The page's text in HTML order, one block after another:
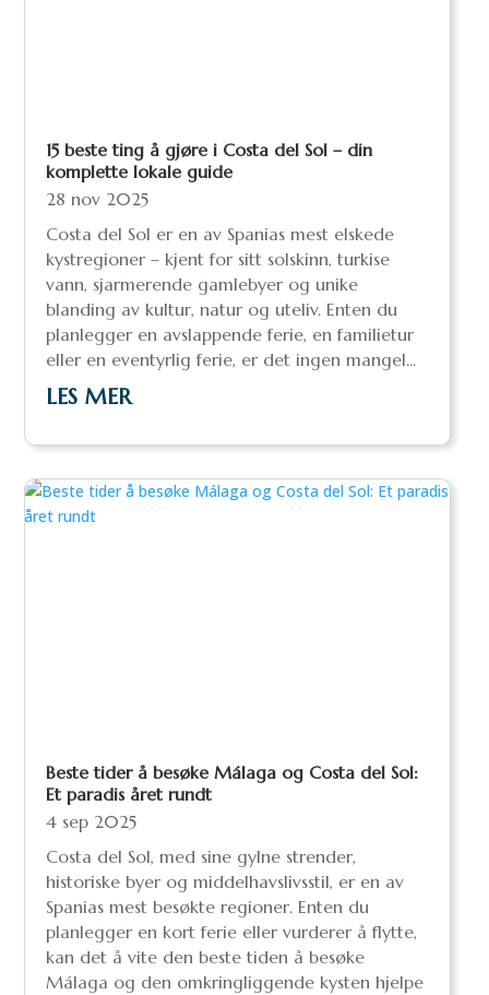
15 beste ting å gjøre i Costa del Sol – din
komplette lokale guide
28 nov 2025
Costa del Sol er en av Spanias mest elskede
kystregioner – kjent for sitt solskinn, turkise
vann, sjarmerende gamlebyer og unike
blanding av kultur, natur og uteliv. Enten du
planlegger en avslappende ferie, en familietur
eller en eventyrlig ferie, er det ingen mangel...
LES MER
Beste tider å besøke Málaga og Costa del Sol:
Et paradis året rundt
4 sep 2025
Costa del Sol, med sine gylne strender,
historiske byer og middelhavslivsstil, er en av
Spanias mest besøkte regioner. Enten du
planlegger en kort ferie eller vurderer å flytte,
kan det å vite den beste tiden å besøke
Málaga og den omkringliggende kysten hjelpe